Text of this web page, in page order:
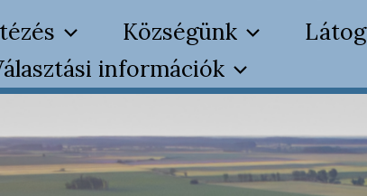
Községünk
információk